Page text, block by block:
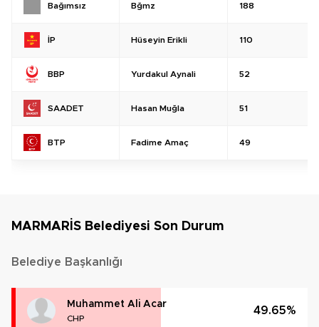
Bağımsız Bğmz 188
İP Hüseyin Erikli 110
BBP Yurdakul Aynali 52
SAADET Hasan Muğla 51
BTP Fadime Amaç 49
MARMARİS Belediyesi Son Durum
Belediye Başkanlığı
Muhammet Ali Acar
CHP
49.65%